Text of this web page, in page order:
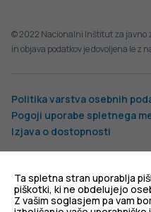
Politika varstva osebnih
Pogoji uporabe spletnega
Izjava o dostopnosti
© 2022 Nacionalni Inštitut za javno
in objava podatkov je dovoljena le z
Ta spletna stran uporablja
piškotki, ki ne obdelujejo
Z vašim soglasjem pa vam